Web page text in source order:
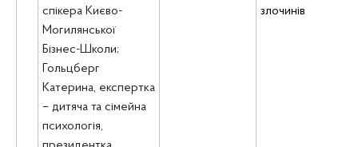
спікера Києво-
Могилянської
Бізнес-Школи;
Гольцберг
Катерина, експертка
– дитяча та сімейна
психологія,
злочинів